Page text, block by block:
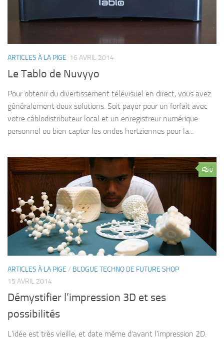
ARTICLES À LA PIGE 16 AVRIL 2014
Le Tablo de Nuvyyo
Pour obtenir du divertissement télévisuel en direct, vous avez
généralement deux solutions. Soit payer pour un forfait avec
votre câblodistributeur local et un enregistreur numérique
personnel ou bien capter les ondes hertziennes pour la...
0
ARTICLES À LA PIGE / BLOGUE TECHNO DE FUTURE SHOP
15 AVRIL 2014
Démystifier l’impression 3D et ses
possibilités
L’idée est très vieille, et date même d’avant l’impression 2D.